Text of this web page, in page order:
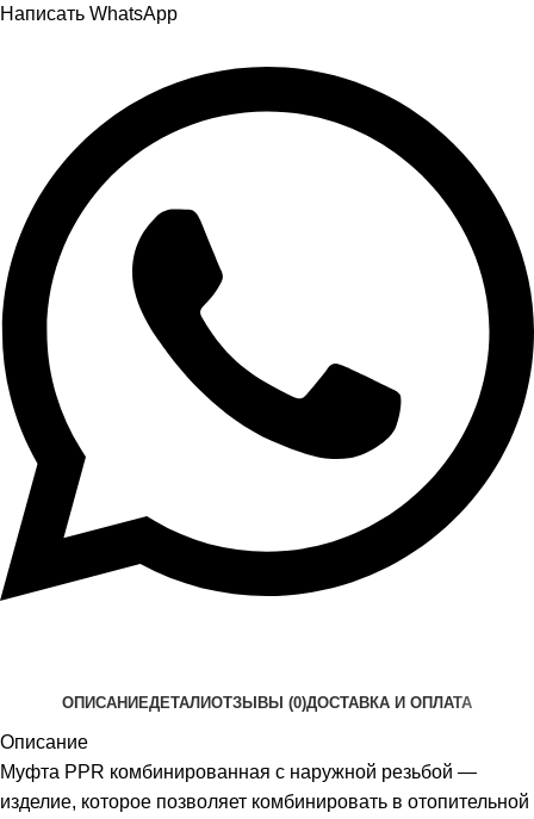
Написать WhatsApp
ОПИСАНИЕДЕТАЛИОТЗЫВЫ (0)ДОСТАВКА И ОПЛАТА
Описание
Муфта PPR комбинированная с наружной резьбой —
изделие, которое позволяет комбинировать в отопительной